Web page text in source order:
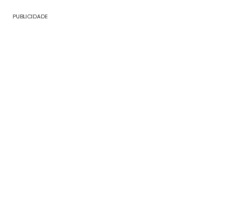
PUBLICIDADE